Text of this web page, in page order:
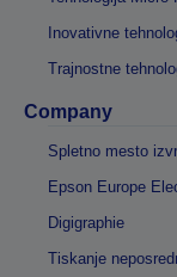
Inovativne
Trajnostne
Company
Spletno mesto
Epson Europe
Digigraphie
Tiskanje